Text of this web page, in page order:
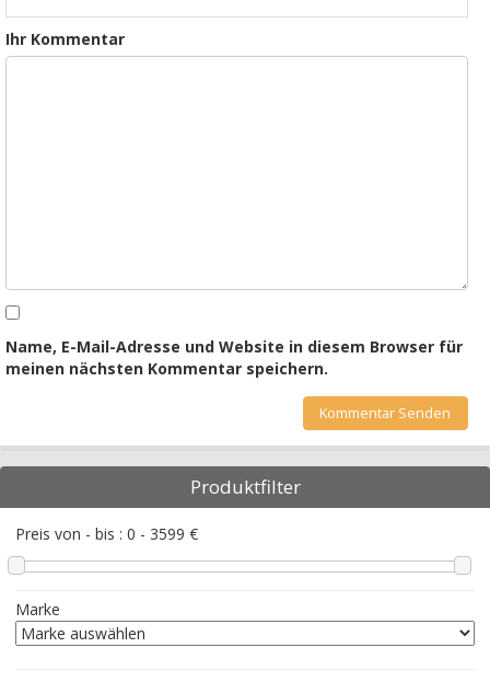
Ihr Kommentar
Name, E-Mail-Adresse und Website in diesem Browser für
meinen nächsten Kommentar speichern.
Produktfilter
Preis von - bis : 0 - 3599 €
Marke